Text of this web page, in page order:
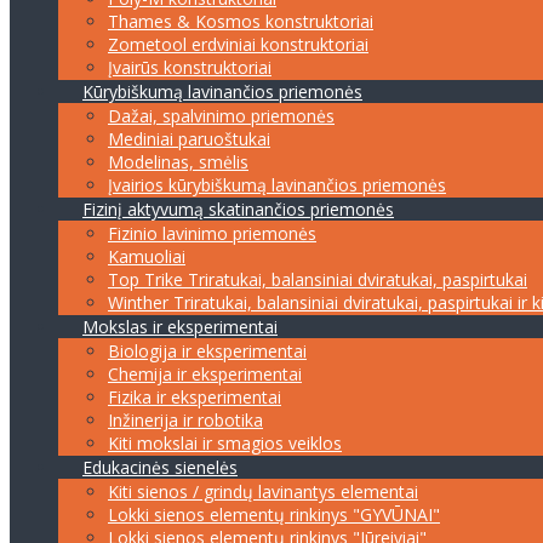
Thames & Kosmos konstruktoriai
Zometool erdviniai konstruktoriai
Įvairūs konstruktoriai
Kūrybiškumą lavinančios priemonės
Dažai, spalvinimo priemonės
Mediniai paruoštukai
Modelinas, smėlis
Įvairios kūrybiškumą lavinančios priemonės
Fizinį aktyvumą skatinančios priemonės
Fizinio lavinimo priemonės
Kamuoliai
Top Trike Triratukai, balansiniai dviratukai, paspirtukai
Winther Triratukai, balansiniai dviratukai, paspirtukai ir
Mokslas ir eksperimentai
Biologija ir eksperimentai
Chemija ir eksperimentai
Fizika ir eksperimentai
Inžinerija ir robotika
Kiti mokslai ir smagios veiklos
Edukacinės sienelės
Kiti sienos / grindų lavinantys elementai
Lokki sienos elementų rinkinys "GYVŪNAI"
Lokki sienos elementų rinkinys "Jūreiviai"